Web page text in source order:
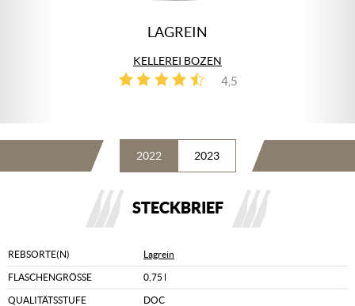
LAGREIN
KELLEREI BOZEN
4,5
4
2022 2023
STECKBRIEF
REBSORTE(N) Lagrein
FLASCHENGRÖSSE 0,75 l
QUALITÄTSSTUFE DOC